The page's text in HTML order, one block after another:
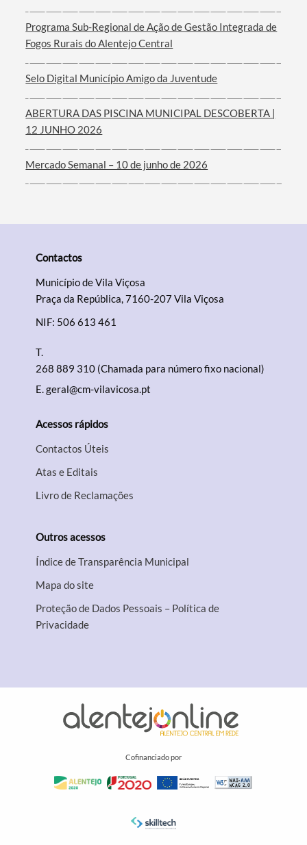
Categorias gerais
Filtros
Programa Sub-Regional de Ação de Gestão Integrada de
Fogos Rurais do Alentejo Central
Selo Digital Município Amigo da Juventude
ABERTURA DAS PISCINA MUNICIPAL DESCOBERTA |
12 JUNHO 2026
Mercado Semanal – 10 de junho de 2026
Contactos
Município de Vila Viçosa
Praça da República, 7160-207 Vila Viçosa
NIF: 506 613 461
T.
268 889 310 (Chamada para número fixo nacional)
E.geral@cm-vilavicosa.pt
Acessos rápidos
Contactos Úteis
Atas e Editais
Livro de Reclamações
Outros acessos
Índice de Transparência Municipal
Mapa do site
Proteção de Dados Pessoais – Política de
Privacidade
Cofinanciado por